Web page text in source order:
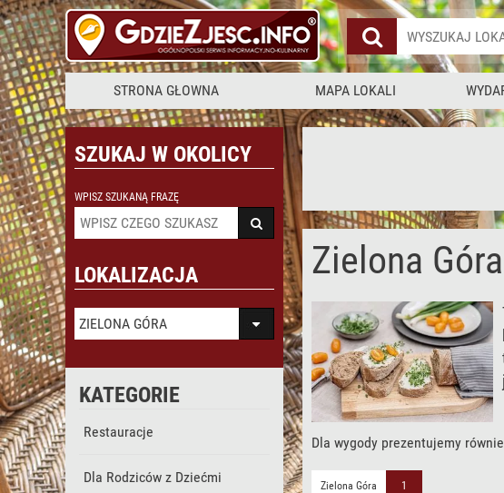
STRONA GŁOWNA MAPA LOKALI
SZUKAJ W OKOLICY
WPISZ SZUKANĄ FRAZĘ
LOKALIZACJA
ZIELONA GÓRA
KATEGORIE
Restauracje
Dla Rodziców z Dziećmi
Zielona Góra
Dla wygody prezentujemy
Zielona Góra 1